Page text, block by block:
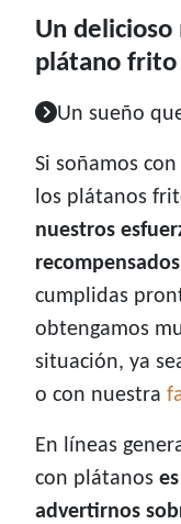
Un
plátano frito
Un sueño
Si soñamos
los plátanos
nuestros
recompensados
cumplidas
obtengamos
situación, ya
o con nuestra
En líneas
con plátanos
advertirnos